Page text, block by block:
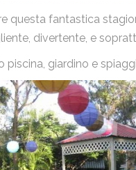
questa fantastica
divertente, e
piscina, giardino e